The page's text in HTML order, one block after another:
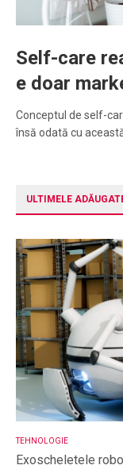
Self-care
e doar
Conceptul de self-
însă odată cu
ULTIMELE
TEHNOLOGIE
Exoscheletele